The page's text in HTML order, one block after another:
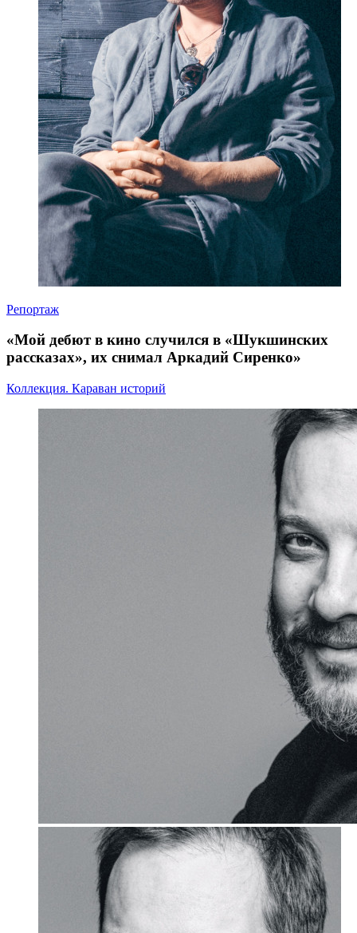
Репортаж
«Мой дебют в кино случился в «Шукшинских
рассказах», их снимал Аркадий Сиренко»
Коллекция. Караван историй